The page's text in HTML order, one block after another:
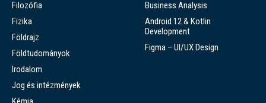
Filozófia
Fizika
Földrajz
Földtudományok
Irodalom
Jog és intézmények
Business Analysis
Android 12 & Kotlin
Development
Figma – UI/UX Design